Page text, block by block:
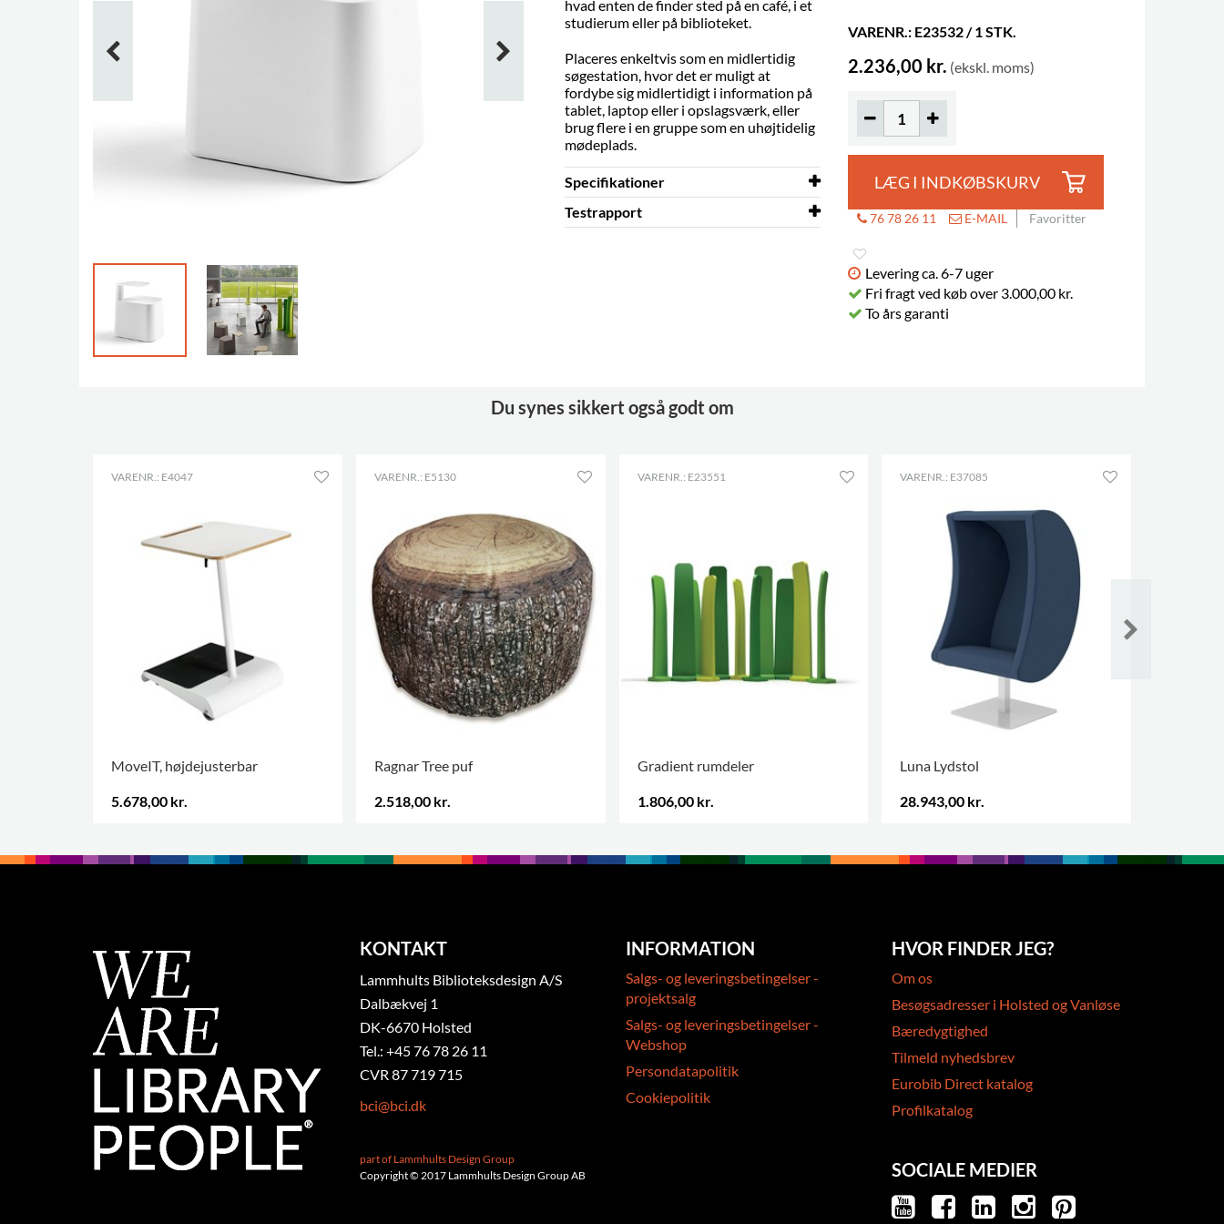
hvad enten de finder sted på en café, i et
studierum eller på biblioteket.
Placeres enkeltvis som en midlertidig
søgestation, hvor det er muligt at
fordybe sig midlertidigt i information på
tablet, laptop eller i opslagsværk,eller
brug flere i en gruppe som en uhøjtidelig
mødeplads.
Specifikationer
Bredde
Siddehøjde
450 mm
Testrapport
VARENR.: E23532 / 1 STK.
2.236,00 kr. (ekskl. moms)
LÆG I INDKØBSKURV
76 78 26 11 E-MAIL Favoritter
Levering ca. 6-7 uger
Fri fragt ved køb over 3.000,00 kr.
To års garanti
Du synes sikkert også godt om
VARENR.: E4047
MoveIT, højdejusterbar
5.678,00 kr.
VARENR.: E5130
Ragnar Tree puf
2.518,00 kr.
VARENR.: E23551
Gradient rumdeler
1.806,00 kr.
VARENR.: E37085
Luna Lydstol
28.943,00 kr.
KONTAKT
Lammhults Biblioteksdesign A/S
Dalbækvej 1
DK-6670 Holsted
Tel.: +45 76 78 26 11
CVR 87 719 715
bci@bci.dk
part of Lammhults Design Group
Copyright © 2017 Lammhults Design Group AB
INFORMATION
Salgs- og leveringsbetingelser -
projektsalg
Salgs- og leveringsbetingelser -
Webshop
Persondatapolitik
Cookiepolitik
HVOR FINDER JEG?
Om os
Besøgsadresser i Holsted og Vanløse
Bæredygtighed
Tilmeld nyhedsbrev
Eurobib Direct katalog
Profilkatalog
SOCIALE MEDIER